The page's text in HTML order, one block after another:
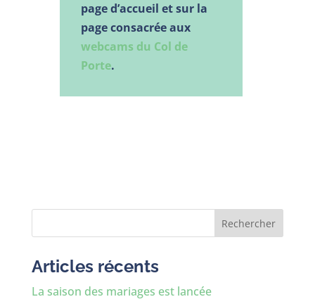
page d’accueil et sur la
page consacrée aux
webcams du Col de
Porte.
Rechercher
Articles récents
La saison des mariages est lancée